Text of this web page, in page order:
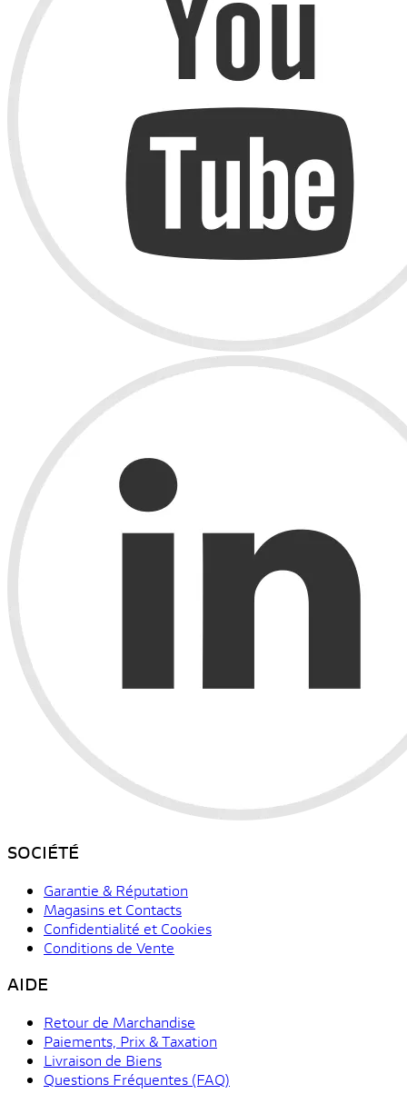
SOCIÉTÉ
Garantie & Réputation
Magasins et Contacts
Confidentialité et Cookies
Conditions de Vente
AIDE
Retour de Marchandise
Paiements, Prix & Taxation
Livraison de Biens
Questions Fréquentes (FAQ)